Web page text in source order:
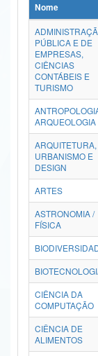
Ministério da Ciência,
Ministério do Meio
Ministério do Turismo
Ministério do
Controladoria-Geral da
Ministério da Mulher, da
Secretaria de Governo
Advocacia-Geral da União
Banco Central do Brasil
Nome
PÚBLICA E DE
EMPRESAS,
CIÊNCIAS
CONTÁBEIS E
TURISMO
ARQUEOLOGIA
ARQUITETURA,
URBANISMO E
DESIGN
ARTES
ASTRONOMIA /
FÍSICA
CIÊNCIA DA
COMPUTAÇÃO
CIÊNCIA DE
ALIMENTOS